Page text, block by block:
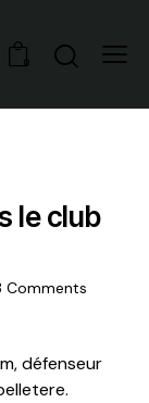
0
le club
Comments
défenseur